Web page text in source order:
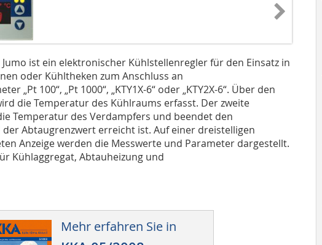
Jumo ist ein elektronischer Kühlstellenregler für den Einsatz in
oder Kühltheken zum Anschluss an
„Pt 100“, „Pt 1000“, „KTY1X-6“ oder „KTY2X-6“. Über den
die Temperatur des Kühlraums erfasst. Der zweite
Temperatur des Verdampfers und beendet den
Abtaugrenzwert erreicht ist. Auf einer dreistelligen
Anzeige werden die Messwerte und Parameter dargestellt.
Kühlaggregat, Abtauheizung und
Mehr erfahren Sie in